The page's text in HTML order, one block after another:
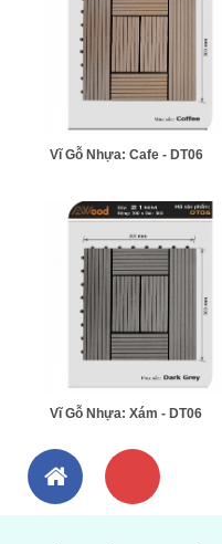
Vĩ Gỗ Nhựa: Cafe - DT06
Vĩ Gỗ Nhựa: Xám - DT06